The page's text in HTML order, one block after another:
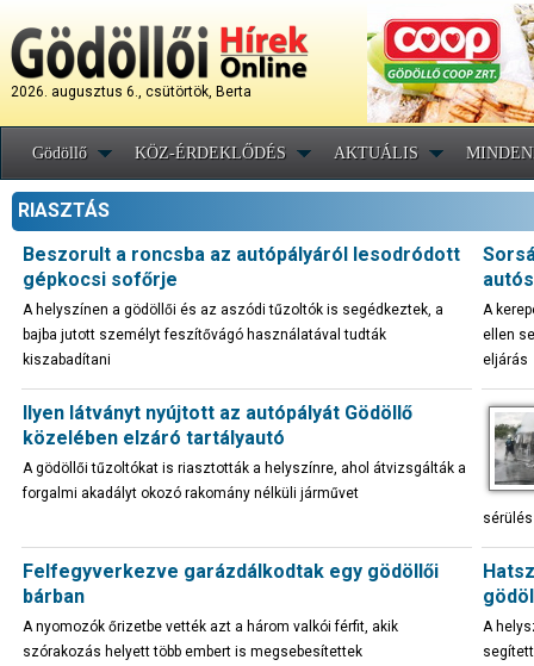
2026. augusztus 6., csütörtök, Berta
Gödöllő KÖZ-ÉRDEKLŐDÉS AKTUÁLIS
RIASZTÁS
Beszorult a roncsba az autópályáról lesodródott
gépkocsi sofőrje
A helyszínen a gödöllői és az aszódi tűzoltók is segédkeztek, a
bajba jutott személyt feszítővágó használatával tudták
kiszabadítani
autós
A
ellen
eljárás
Ilyen látványt nyújtott az autópályát Gödöllő
közelében elzáró tartályautó
A gödöllői tűzoltókat is riasztották a helyszínre, ahol átvizsgálták a
forgalmi akadályt okozó rakomány nélküli járművet
Felfegyverkezve garázdálkodtak egy gödöllői
bárban
A nyomozók őrizetbe vették azt a három valkói férfit, akik
szórakozás helyett több embert is megsebesítettek
A